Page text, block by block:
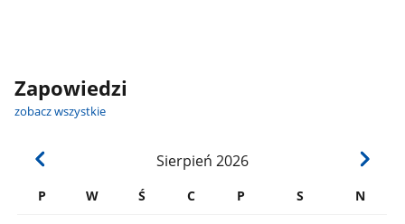
Zapowiedzi
zobacz wszystkie
Sierpień 2026
P W Ś C P S N